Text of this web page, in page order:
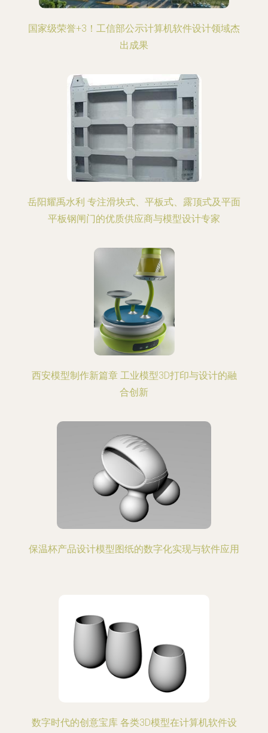
国家级荣誉+3！工信部公示计算机软件设计领域杰
出成果
岳阳耀禹水利 专注滑块式、平板式、露顶式及平面
平板钢闸门的优质供应商与模型设计专家
西安模型制作新篇章 工业模型3D打印与设计的融
合创新
保温杯产品设计模型图纸的数字化实现与软件应用
数字时代的创意宝库 各类3D模型在计算机软件设